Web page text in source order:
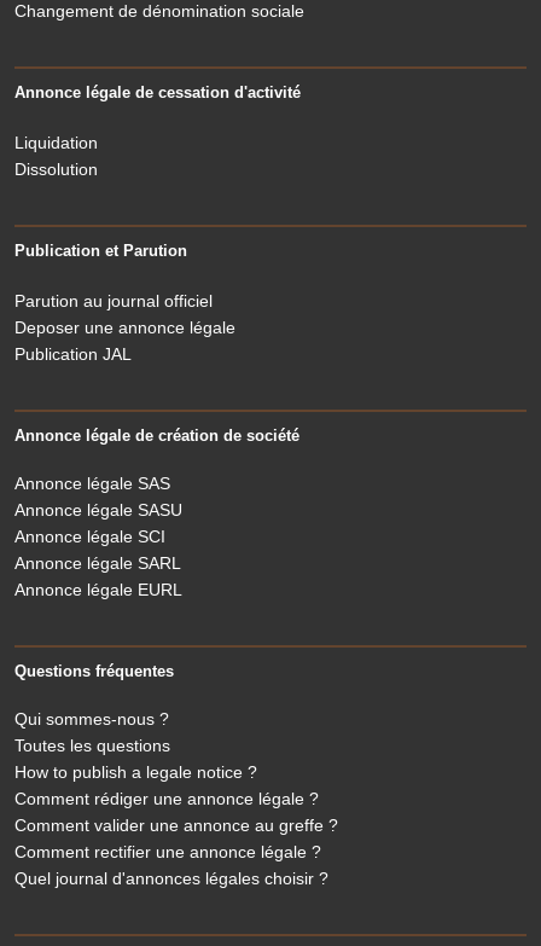
Changement de dénomination sociale
Annonce légale de cessation d'activité
Liquidation
Dissolution
Publication et Parution
Parution au journal officiel
Deposer une annonce légale
Publication JAL
Annonce légale de création de société
Annonce légale SAS
Annonce légale SASU
Annonce légale SCI
Annonce légale SARL
Annonce légale EURL
Questions fréquentes
Qui sommes-nous ?
Toutes les questions
How to publish a legale notice ?
Comment rédiger une annonce légale ?
Comment valider une annonce au greffe ?
Comment rectifier une annonce légale ?
Quel journal d'annonces légales choisir ?